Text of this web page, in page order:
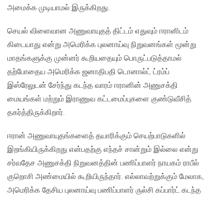
அமைக்க முடியாமல் இருக்கிறது.
செயல் விளைவான அணுவாயுதத் திட்டம் எதுவும் ஈரானிடம்
கிடையாது என்று அமெரிக்க புலனாய்வு நிறுவனங்கள் மூன்று
மாதங்களுக்கு முன்னர் கூறியதையும் பொருட்படுத்தாமல்
தற்போதைய அமெரிக்க ஜனாதிபதி டொனால்ட் ட்ரம்ப்
இஸ்ரேலுடன் சேர்ந்து கடந்த வாரம் ஈரானின் அணுசக்தி
மையங்கள் மற்றும் இராணுவ கட்டமைப்புகளை குண்டுவீசித்
தகர்த்திருக்கிறார்.
ஈரான் அணுவாயுதங்களைத் தயாரிக்கும் செயற்பாடுகளில்
இறங்கியிருக்கிறது என்பதற்கு எந்தச் சான்றும் இல்லை என்று
சர்வதேச அணுசக்தி நிறுவனத்தின் பணிப்பாளர் நாயகம் ராபீல்
குறொசி அண்மையில் கூறியிருந்தார். எல்லாவற்றுக்கும் மேலாக,
அமெரிக்க தேசிய புலனாய்வு பணிப்பாளர் ருல்சி கப்பார்ட் கடந்த